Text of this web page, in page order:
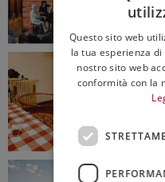
ITALIA
“Mi piace
far
06 Agosto
ITALIA
Questo sito web
la tua esperienza
nostro sito web
conformità con la